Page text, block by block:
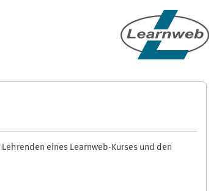
eines Learnweb-Kurses und den